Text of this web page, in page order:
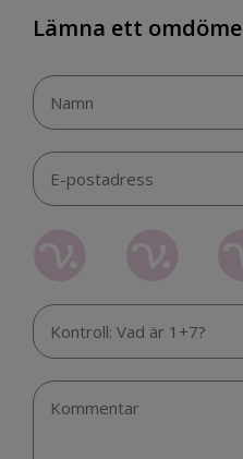
Lämna ett omdöme